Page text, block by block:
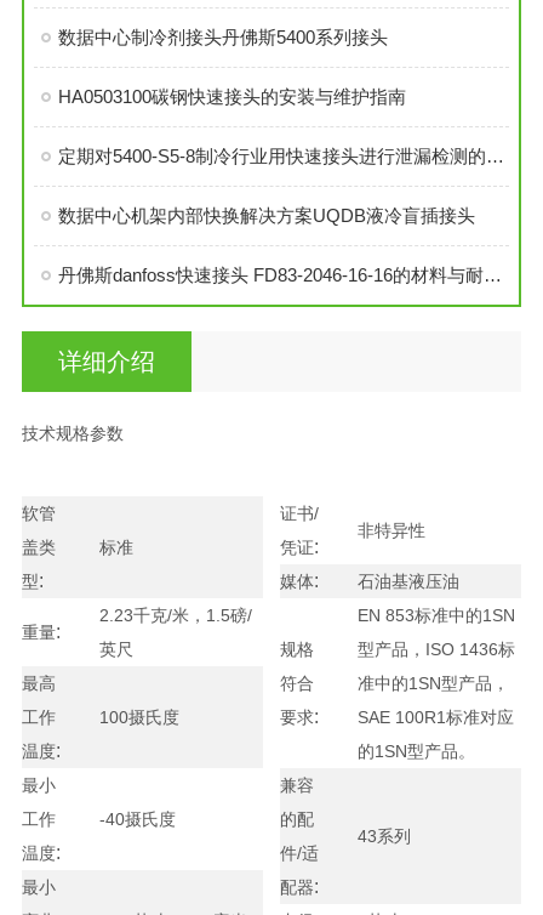
数据中心制冷剂接头丹佛斯5400系列接头
HA0503100碳钢快速接头的安装与维护指南
定期对5400-S5-8制冷行业用快速接头进行泄漏检测的必要性与操作方法
数据中心机架内部快换解决方案UQDB液冷盲插接头
丹佛斯danfoss快速接头 FD83-2046-16-16的材料与耐用性分析
详细介绍
技术规格参数
软管
盖类
型:
标准
重量:
2.23千克/米，1.5磅/
英尺
最高
工作
温度:
100摄氏度
最小
工作
温度:
-40摄氏度
最小
证书/
凭证:
非特异性
媒体: 石油基液压油
规格
符合
要求:
EN 853标准中的1SN
型产品，ISO 1436标
准中的1SN型产品，
SAE 100R1标准对应
的1SN型产品。
兼容
的配
件/适
配器:
43系列